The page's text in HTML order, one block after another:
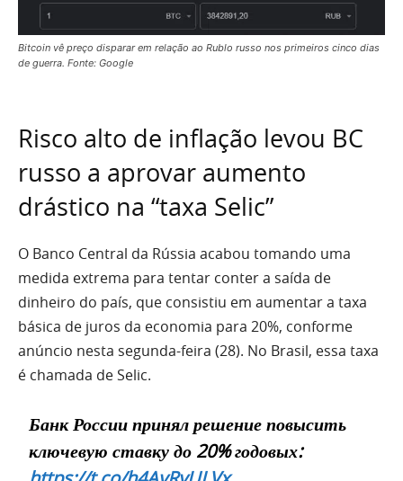
Bitcoin vê preço disparar em relação ao Rublo russo nos primeiros cinco dias
de guerra. Fonte: Google
Risco alto de inflação levou BC
russo a aprovar aumento
drástico na “taxa Selic”
O Banco Central da Rússia acabou tomando uma
medida extrema para tentar conter a saída de
dinheiro do país, que consistiu em aumentar a taxa
básica de juros da economia para 20%, conforme
anúncio nesta segunda-feira (28). No Brasil, essa taxa
é chamada de Selic.
Банк России принял решение повысить
ключевую ставку до 20% годовых: